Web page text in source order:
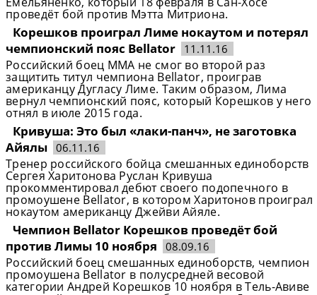
проведёт бой против Мэтта Митриона.
Корешков проиграл Лиме нокаутом и потерял
чемпионский пояс Bellator
11.11.16
Российский боец ММА не смог во второй раз
защитить титул чемпиона Bellator, проиграв
американцу Дугласу Лиме. Таким образом, Лима
вернул чемпионский пояс, который Корешков у него
отнял в июле 2015 года.
Кривуша: Это был «лаки-панч», не заготовка
Айялы 06.11.16
Тренер российского бойца смешанных единоборств
Сергея Харитонова Руслан Кривуша
прокомментировал дебют своего подопечного в
промоушене Bellator, в котором Харитонов проиграл
нокаутом американцу Джейви Айяле.
Чемпион Bellator Корешков проведёт бой
против Лимы 10 ноября
08.09.16
Российский боец смешанных единоборств, чемпион
промоушена Bellator в полусредней весовой
категории Андрей Корешков 10 ноября в Тель-Авиве